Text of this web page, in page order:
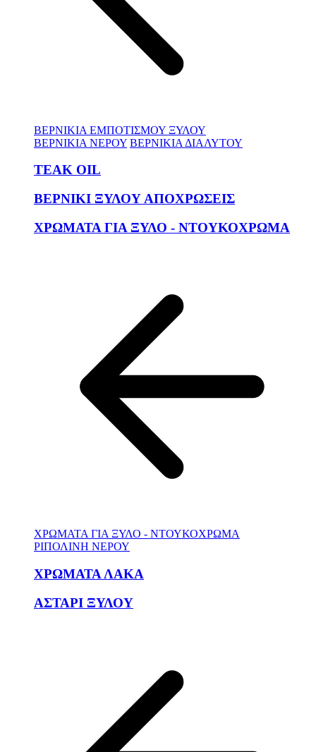
ΒΕΡΝΙΚΙΑ ΕΜΠΟΤΙΣΜΟΥ ΞΥΛΟΥ
ΒΕΡΝΙΚΙΑ ΝΕΡΟΥ ΒΕΡΝΙΚΙΑ ΔΙΑΛΥΤΟΥ
TEAK OIL
ΒΕΡΝΙΚΙ ΞΥΛΟΥ ΑΠΟΧΡΩΣΕΙΣ
ΧΡΩΜΑΤΑ ΓΙΑ ΞΥΛΟ - ΝΤΟΥΚΟΧΡΩΜΑ
ΧΡΩΜΑΤΑ ΓΙΑ ΞΥΛΟ - ΝΤΟΥΚΟΧΡΩΜΑ
ΡΙΠΟΛΙΝΗ ΝΕΡΟΥ
ΧΡΩΜΑΤΑ ΛΑΚΑ
ΑΣΤΑΡΙ ΞΥΛΟΥ